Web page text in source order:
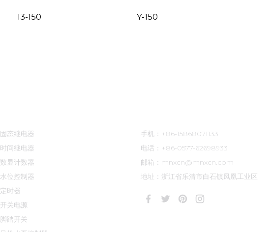
I3-150 Y-150
固态继电器
时间继电器
数显计数器
水位控制器
定时器
开关电源
脚踏开关
手机：+86-15868071133
电话：+86-0577-62698933
邮箱：mnxcn@mnxcn.com
地址：浙江省乐清市白石镇凤凰工业区